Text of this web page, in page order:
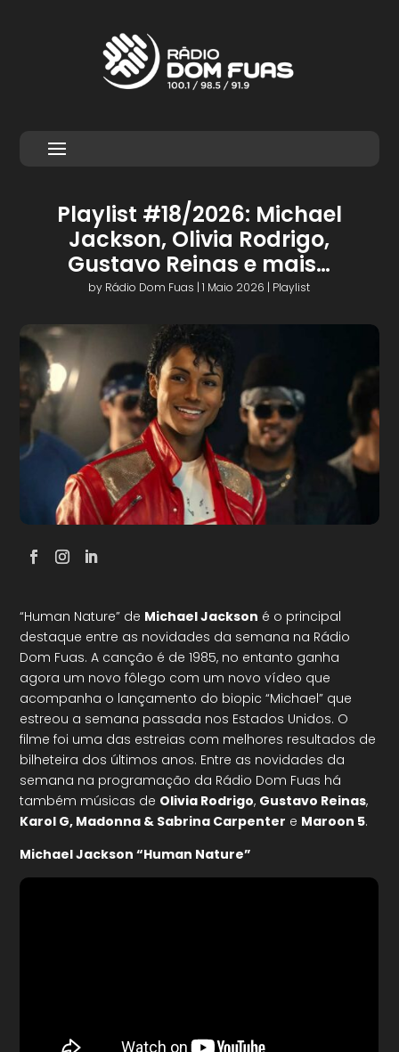
Playlist #18/2026: Michael
Jackson, Olivia Rodrigo,
Gustavo Reinas e mais…
by Rádio Dom Fuas |1 Maio 2026 | Playlist
“Human Nature” de Michael Jackson é o principal
destaque entre as novidades da semana na Rádio
Dom Fuas. A canção é de 1985, no entanto ganha
agora um novo fôlego com um novo vídeo que
acompanha o lançamento do biopic “Michael” que
estreou a semana passada nos Estados Unidos. O
filme foi uma das estreias com melhores resultados de
bilheteira dos últimos anos. Entre as novidades da
semana na programação da Rádio Dom Fuas há
também músicas de Olivia Rodrigo, Gustavo Reinas,
Karol G, Madonna & Sabrina Carpenter e Maroon 5.
Michael Jackson “Human Nature”